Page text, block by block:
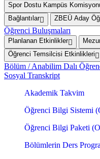
Spor Dostu Kampüs
Bağlantılar
ZBEÜ Aday
Öğrenci Buluşmaları
Planlanan Etkinlikler
Öğrenci Temsilcisi Etkinlikleri
Bölüm / Anabilim Dalı
Sosyal Transkript
Akademik Takvim
Öğrenci Bilgi Sistemi
Öğrenci Bilgi Paketi
Bölümlerin Ders